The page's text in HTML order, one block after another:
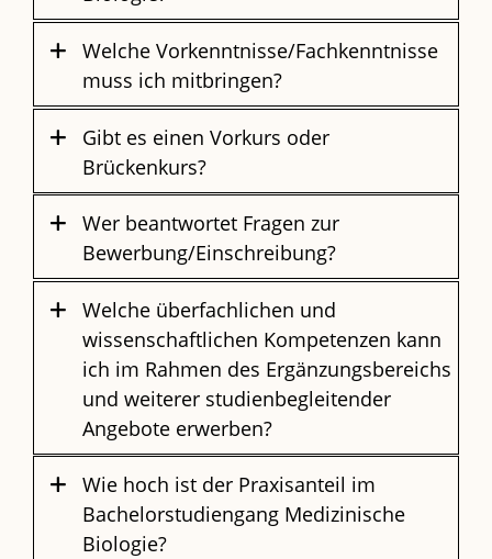
Welche Vorkenntnisse/Fachkenntnisse
muss ich mitbringen?
Gibt es einen Vorkurs oder
Brückenkurs?
Wer beantwortet Fragen zur
Bewerbung/Einschreibung?
Welche überfachlichen und
wissenschaftlichen Kompetenzen kann
ich im Rahmen des Ergänzungsbereichs
und weiterer studienbegleitender
Angebote erwerben?
Wie hoch ist der Praxisanteil im
Bachelorstudiengang Medizinische
Biologie?